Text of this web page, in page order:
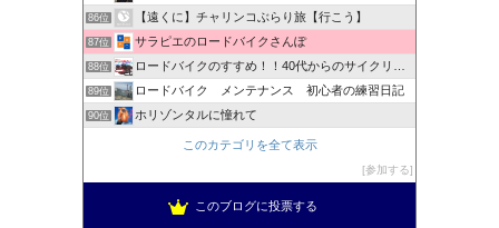
86位 【遠くに】チャリンコぶらり旅【行こう】
87位 サラピエのロードバイクさんぽ
88位 ロードバイクのすすめ！！40代からのサイクリスト生活！
89位 ロードバイク メンテナンス 初心者の練習日記
90位 ホリゾンタルに憧れて
ロードバイクをだらだら綴るブログ
ロードバイクPROKU
このカテゴリを全て表示
参加する
このブログに投票する